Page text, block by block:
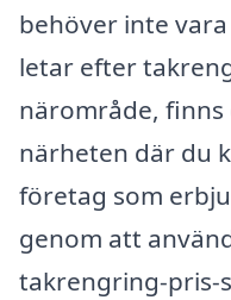
behöver inte
letar efter
närområde,
närheten där du
företag som
genom att
takrengring-pris-